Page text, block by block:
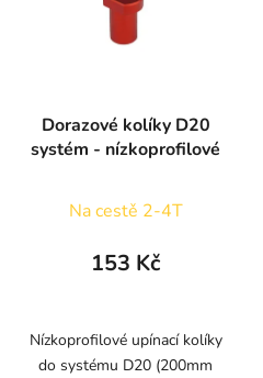
Dorazové kolíky D20
systém - nízkoprofilové
Na cestě 2-4T
153 Kč
Nízkoprofilové upínací kolíky
do systému D20 (200mm